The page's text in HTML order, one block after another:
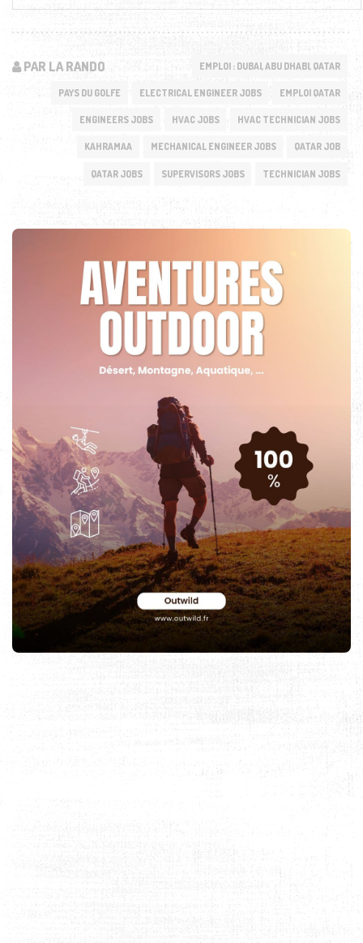
PAR LA RANDO EMPLOI : DUBAI, ABU DHABI, QATAR
PAYS DU GOLFE ELECTRICAL ENGINEER JOBS EMPLOI QATAR
ENGINEERS JOBS HVAC JOBS HVAC TECHNICIAN JOBS
KAHRAMAA MECHANICAL ENGINEER JOBS QATAR JOB
QATAR JOBS SUPERVISORS JOBS TECHNICIAN JOBS